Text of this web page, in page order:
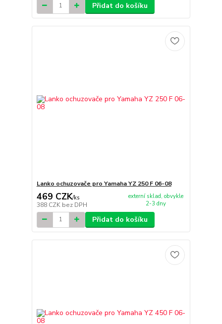
Přidat do košíku
Lanko ochuzovače pro Yamaha YZ 250 F 06-08
469 CZK/ks
388 CZK bez DPH
externí sklad, obvykle
2-3 dny
Přidat do košíku